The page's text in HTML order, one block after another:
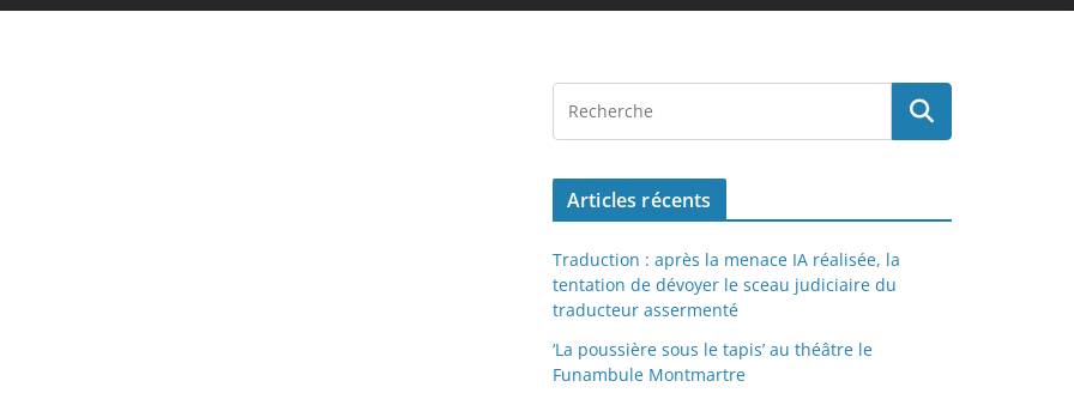
Articles récents
Traduction : après la menace IA réalisée, la
tentation de dévoyer le sceau judiciaire du
traducteur assermenté
‘La poussière sous le tapis’ au théâtre le
Funambule Montmartre